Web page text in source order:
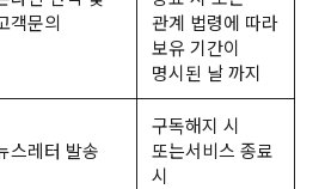
객문의
관계 법령에 따라
보유 기간이
명시된 날 까지
스레터 발송
구독해지 시
또는서비스 종료
시